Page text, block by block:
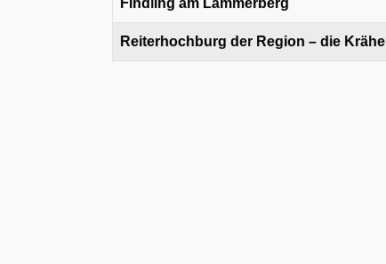
Findling am Lämmerberg
Reiterhochburg der Region – die Krähe